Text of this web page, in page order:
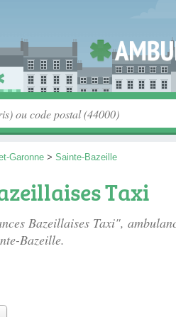
Garonne > Sainte-Bazeille
Taxi
Bazeillaises Taxi",
Bazeille.